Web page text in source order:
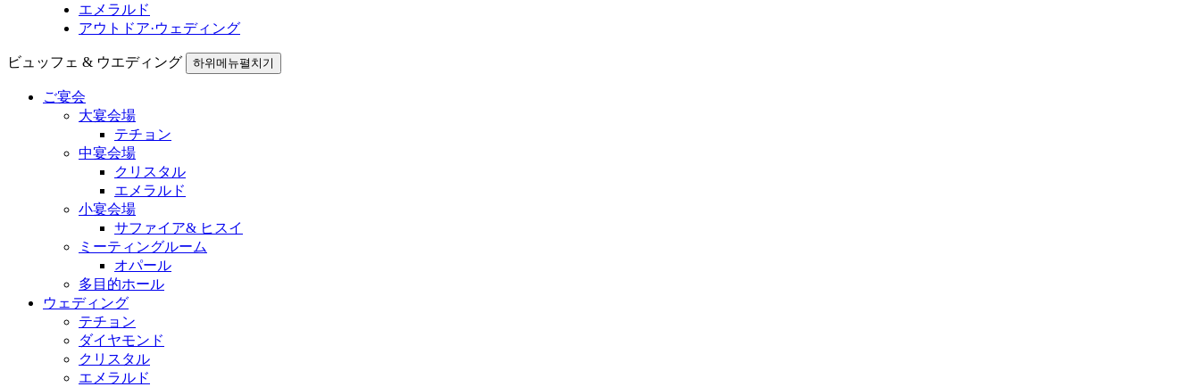
エメラルド
アウトドア·ウェディング
ビュッフェ & ウエディング 하위메뉴펼치기
ご宴会
大宴会場
テチョン
中宴会場
クリスタル
エメラルド
小宴会場
サファイア& ヒスイ
ミーティングルーム
オパール
多目的ホール
ウェディング
テチョン
ダイヤモンド
クリスタル
エメラルド